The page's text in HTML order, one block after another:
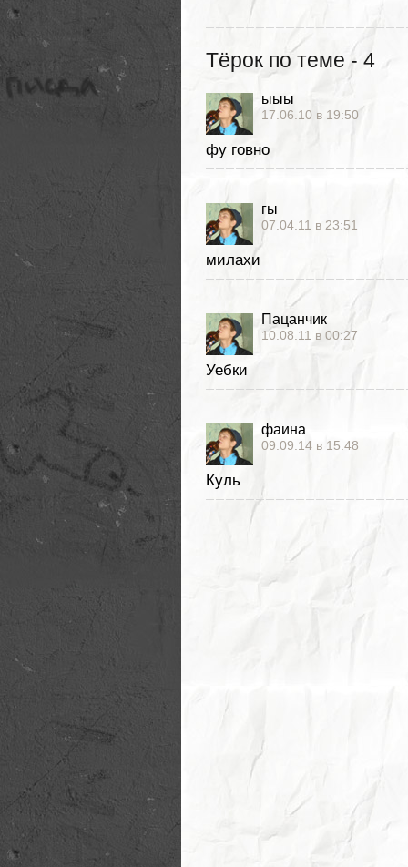
Тёрок по теме - 4
ыыы
17.06.10 в 19:50
фу говно
гы
07.04.11 в 23:51
милахи
Пацанчик
10.08.11 в 00:27
Уебки
фаина
09.09.14 в 15:48
Куль